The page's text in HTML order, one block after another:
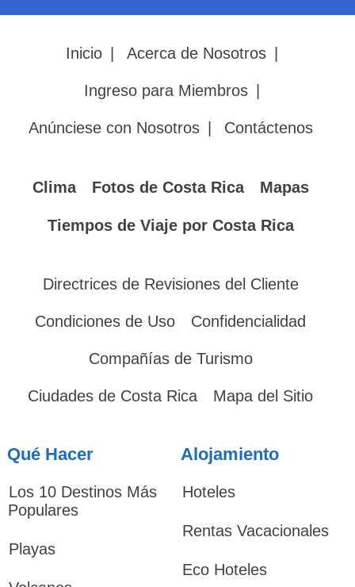
Inicio Acerca de Nosotros
Ingreso para Miembros
Anúnciese con Nosotros Contáctenos
Clima Fotos de Costa Rica Mapas
Tiempos de Viaje por Costa Rica
Directrices de Revisiones del Cliente
Condiciones de Uso Confidencialidad
Compañías de Turismo
Ciudades de Costa Rica Mapa del Sitio
Qué Hacer
Los 10 Destinos Más
Populares
Playas
Alojamiento
Hoteles
Rentas Vacacionales
Eco Hoteles